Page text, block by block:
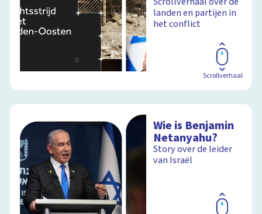
landen en partijen in
het conflict
Scrollverhaal
Wie is Benjamin
Netanyahu?
Story over de leider
van Israël